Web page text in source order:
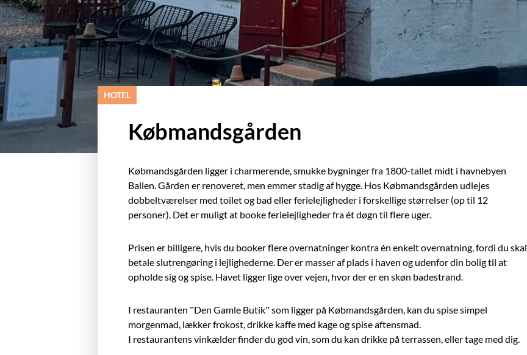
HOTEL
Købmandsgården
Købmandsgården ligger i charmerende, smukke bygninger fra 1800-tallet midt i havnebyen
Ballen. Gården er renoveret, men emmer stadig af hygge. Hos Købmandsgården udlejes
dobbeltværelser med toilet og bad eller ferielejligheder i forskellige størrelser (op til 12
personer). Det er muligt at booke ferielejligheder fra ét døgn til flere uger.
Prisen er billigere, hvis du booker flere overnatninger kontra én enkelt overnatning, fordi du skal
betale slutrengøring i lejlighederne. Der er masser af plads i haven og udenfor din bolig til at
opholde sig og spise. Havet ligger lige over vejen, hvor der er en skøn badestrand.
I restauranten ”Den Gamle Butik” som ligger på Købmandsgården, kan du spise simpel
morgenmad, lækker frokost, drikke kaffe med kage og spise aftensmad.
I restaurantens vinkælder finder du god vin, som du kan drikke på terrassen, eller tage med dig.